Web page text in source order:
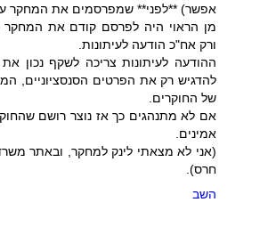
אפשר) **לפני** שמפרסמים את המחקר
מן הראוי היה לפרסם קודם את המחקר
ורק אח"כ הודעה לעיתונות.
ההודעה לעיתונות צריכה לשקף נכון
להדגיש רק את הפרטים הסנסציוניים,
של החוקרים.
אם לא מתנהגים כך אז נוצר רושם
אמינים.
(אני לא מצאתי לינק למחקר, ובאתר
חרס).
השב